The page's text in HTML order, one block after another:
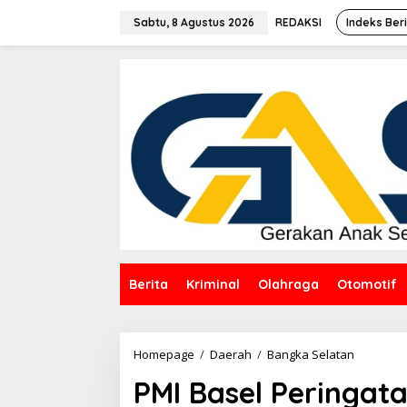
Sabtu, 8 Agustus 2026 REDAKSI Indeks
Berita Kriminal Olahraga Otomotif
Homepage / Daerah / Bangka Selatan
HUT
PMI Basel